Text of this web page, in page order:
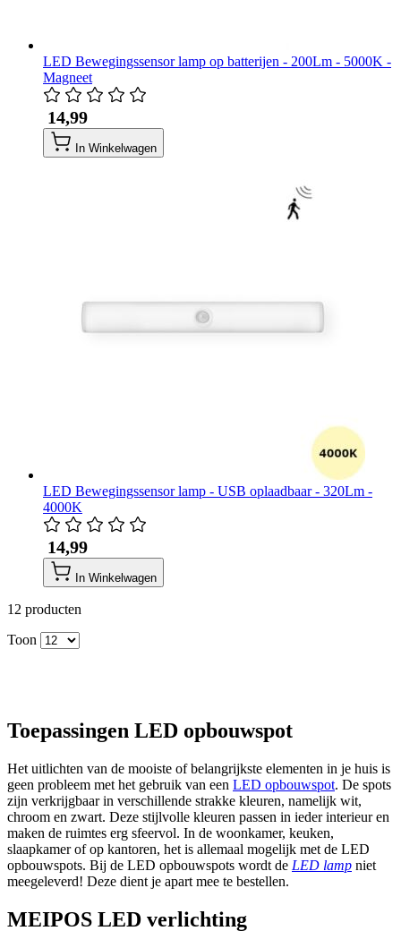
LED Bewegingssensor lamp op batterijen - 200Lm - 5000K -
Magneet
​ 14,99
In Winkelwagen
LED Bewegingssensor lamp - USB oplaadbaar - 320Lm -
4000K
​ 14,99
In Winkelwagen
12 producten
Toon
Toepassingen LED opbouwspot
Het uitlichten van de mooiste of belangrijkste elementen in je huis is
geen probleem met het gebruik van een LED opbouwspot. De spots
zijn verkrijgbaar in verschillende strakke kleuren, namelijk wit,
chroom en zwart. Deze stijlvolle kleuren passen in ieder interieur en
maken de ruimtes erg sfeervol. In de woonkamer, keuken,
slaapkamer of op kantoren, het is allemaal mogelijk met de LED
opbouwspots. Bij de LED opbouwspots wordt de LED lamp niet
meegeleverd! Deze dient je apart mee te bestellen.
MEIPOS LED verlichting